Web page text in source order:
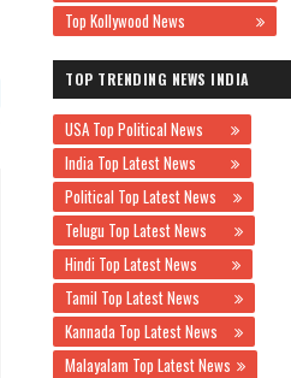
Top Kollywood News
TOP TRENDING NEWS INDIA
USA Top Political News
India Top Latest News
Political Top Latest News
Telugu Top Latest News
Hindi Top Latest News
Tamil Top Latest News
Kannada Top Latest News
Malayalam Top Latest News